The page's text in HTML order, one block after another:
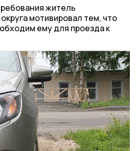
житель
мотивировал тем, что
ему для проезда к